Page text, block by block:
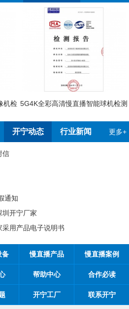
机检 5G4K全彩高清慢直播智能球机检测
开宁动态 行业新闻 更多+
信
通知
圳开宁厂家
用产品电子说明书
备 慢直播产品 慢直播案例
帮助中心 合作必读
开宁工厂 联系开宁